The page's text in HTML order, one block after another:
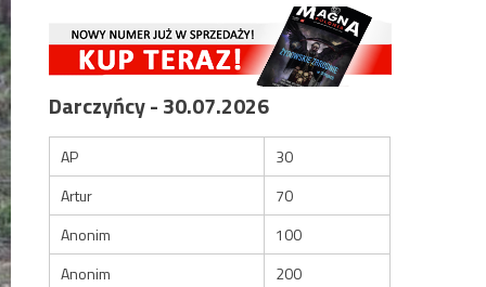
Darczyńcy - 30.07.2026
AP
30
Artur
70
Anonim
100
Anonim
200